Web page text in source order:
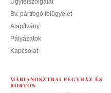
Ügyfélszolgálat
Bv. pártfogó felügyelet
Alapítvány
Pályázatok
Kapcsolat
MÁRIANOSZTRAI FEGYHÁZ ÉS
BÖRTÖN